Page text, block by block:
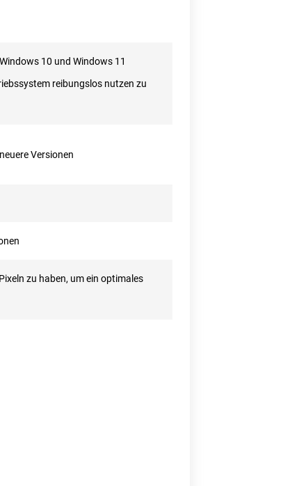
10 und Windows 11
reibungslos nutzen zu
Versionen
zu haben, um ein optimales